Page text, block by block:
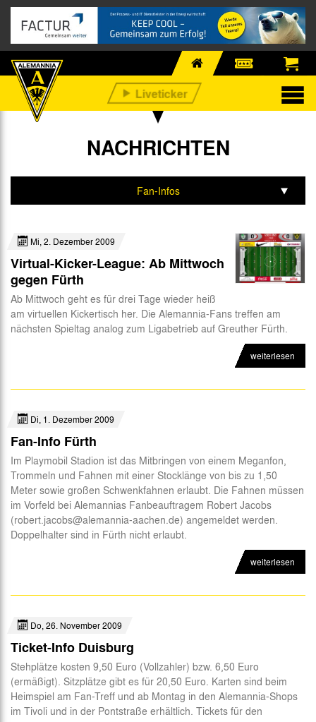
NACHRICHTEN
Business
Fan-Infos
Abteilungen
eSports
Mi, 2. Dezember 2009
Virtual-Kicker-League: Ab Mittwoch
gegen Fürth
Ab Mittwoch geht es für drei Tage wieder heiß
am virtuellen Kickertisch her. Die Alemannia-Fans treffen am
nächsten Spieltag analog zum Ligabetrieb auf Greuther Fürth.
weiterlesen
Di, 1. Dezember 2009
Fan-Info Fürth
Im Playmobil Stadion ist das Mitbringen von einem Meganfon,
Trommeln und Fahnen mit einer Stocklänge von bis zu 1,50
Meter sowie großen Schwenkfahnen erlaubt. Die Fahnen müssen
im Vorfeld bei Alemannias Fanbeauftragem Robert Jacobs
(robert.jacobs@alemannia-aachen.de) angemeldet werden.
Doppelhalter sind in Fürth nicht erlaubt.
weiterlesen
Do, 26. November 2009
Ticket-Info Duisburg
Stehplätze kosten 9,50 Euro (Vollzahler) bzw. 6,50 Euro
(ermäßigt). Sitzplätze gibt es für 20,50 Euro. Karten sind beim
Heimspiel am Fan-Treff und ab Montag in den Alemannia-Shops
im Tivoli und in der Pontstraße erhältlich. Tickets für den